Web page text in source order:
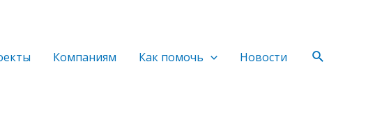
Компаниям Как помочь Новости Поиск